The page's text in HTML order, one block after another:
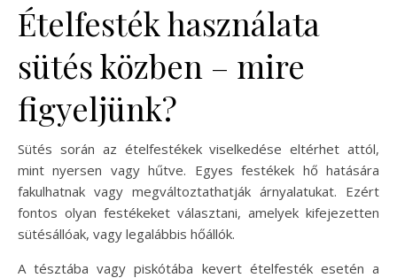
Ételfesték használata
sütés közben – mire
figyeljünk?
Sütés során az ételfestékek viselkedése eltérhet attól,
mint nyersen vagy hűtve. Egyes festékek hő hatására
fakulhatnak vagy megváltoztathatják árnyalatukat. Ezért
fontos olyan festékeket választani, amelyek kifejezetten
sütésállóak, vagy legalábbis hőállók.
A tésztába vagy piskótába kevert ételfesték esetén a